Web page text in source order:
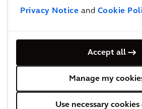
Privacy Notice and Cookie
Accept all
Manage my
Use necessary